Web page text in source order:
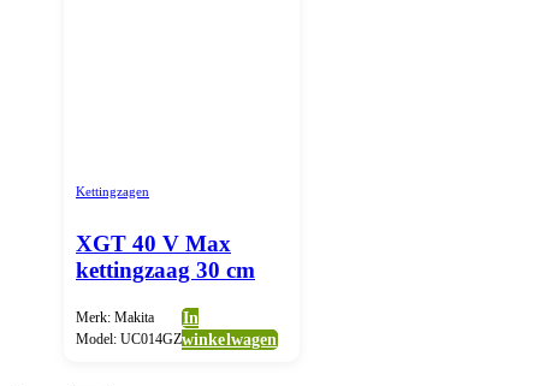
Kettingzagen
XGT 40 V Max
kettingzaag 30 cm
Merk: Makita
Model: UC014GZ
In
winkelwagen